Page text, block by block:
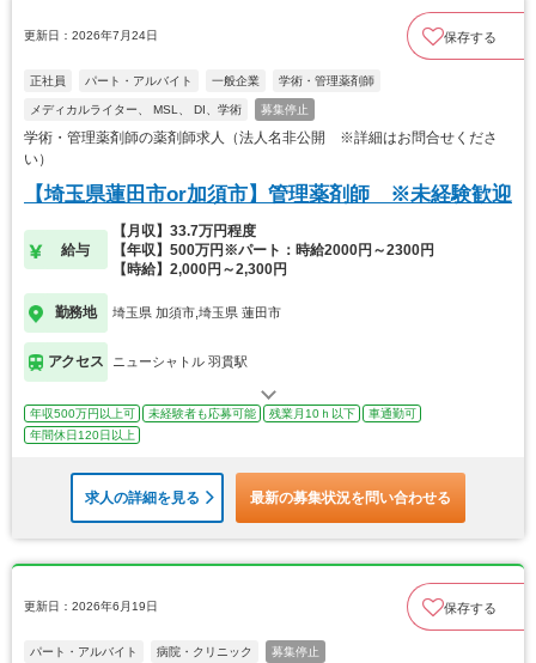
更新日：2026年7月24日 保存する
正社員 パート・アルバイト 一般企業 学術・管理薬剤師
メディカルライター、 MSL、 DI、学術 募集停止
学術・管理薬剤師の薬剤師求人（法人名非公開 ※詳細はお問合せくださ
い）
【埼玉県蓮田市or加須市】管理薬剤師 ※未経験歓迎
給与
【月収】33.7万円程度
【年収】500万円※パート：時給2000円～2300円
【時給】2,000円～2,300円
勤務地 埼玉県 加須市,埼玉県 蓮田市
アクセス ニューシャトル 羽貫駅
年収500万円以上可 未経験者も応募可能 残業月10ｈ以下
車通勤可
年間休日120日以上
求人の詳細を見る 最新の募集状況を問い合わせる
更新日：2026年6月19日 保存する
パート・アルバイト 病院・クリニック 募集停止